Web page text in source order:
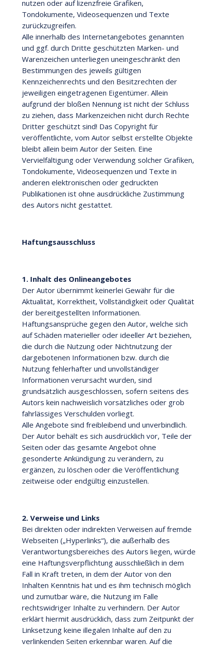
nutzen oder auf lizenzfreie Grafiken,
Tondokumente, Videosequenzen und Texte
zurückzugreifen.
Alle innerhalb des Internetangebotes genannten
und ggf. durch Dritte geschützten Marken- und
Warenzeichen unterliegen uneingeschränkt den
Bestimmungen des jeweils gültigen
Kennzeichenrechts und den Besitzrechten der
jeweiligen eingetragenen Eigentümer. Allein
aufgrund der bloßen Nennung ist nicht der Schluss
zu ziehen, dass Markenzeichen nicht durch Rechte
Dritter geschützt sind! Das Copyright für
veröffentlichte, vom Autor selbst erstellte Objekte
bleibt allein beim Autor der Seiten. Eine
Vervielfältigung oder Verwendung solcher Grafiken,
Tondokumente, Videosequenzen und Texte in
anderen elektronischen oder gedruckten
Publikationen ist ohne ausdrückliche Zustimmung
des Autors nicht gestattet.
Haftungsausschluss
1. Inhalt des Onlineangebotes
Der Autor übernimmt keinerlei Gewähr für die
Aktualität, Korrektheit, Vollständigkeit oder Qualität
der bereitgestellten Informationen.
Haftungsansprüche gegen den Autor, welche sich
auf Schäden materieller oder ideeller Art beziehen,
die durch die Nutzung oder Nichtnutzung der
dargebotenen Informationen bzw. durch die
Nutzung fehlerhafter und unvollständiger
Informationen verursacht wurden, sind
grundsätzlich ausgeschlossen, sofern seitens des
Autors kein nachweislich vorsätzliches oder grob
fahrlässiges Verschulden vorliegt.
Alle Angebote sind freibleibend und unverbindlich.
Der Autor behält es sich ausdrücklich vor, Teile der
Seiten oder das gesamte Angebot ohne
gesonderte Ankündigung zu verändern, zu
ergänzen, zu löschen oder die Veröffentlichung
zeitweise oder endgültig einzustellen.
2. Verweise und Links
Bei direkten oder indirekten Verweisen auf fremde
Webseiten („Hyperlinks“), die außerhalb des
Verantwortungsbereiches des Autors liegen, würde
eine Haftungsverpflichtung ausschließlich in dem
Fall in Kraft treten, in dem der Autor von den
Inhalten Kenntnis hat und es ihm technisch möglich
und zumutbar wäre, die Nutzung im Falle
rechtswidriger Inhalte zu verhindern. Der Autor
erklärt hiermit ausdrücklich, dass zum Zeitpunkt der
Linksetzung keine illegalen Inhalte auf den zu
verlinkenden Seiten erkennbar waren. Auf die